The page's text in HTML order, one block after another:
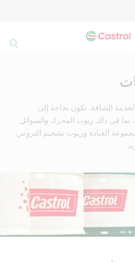
الشاقة، تكون بحاجة إلى
بما في ذلك زيوت المحرك والسوائل
مجموعة القيادة وزيوت تشحيم التروس